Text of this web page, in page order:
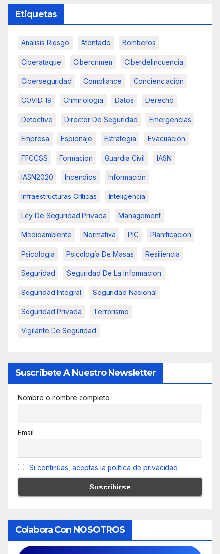
Etiquetas
Analisis Riesgo Atentado Bomberos
Ciberataque Cibercrimen Ciberdelincuencia
Ciberseguridad Compliance Concienciación
COVID 19 Criminologia Datos Derecho
Detective Director De Seguridad Emergencias
Empresa Espionaje Estrategia Evacuación
FFCCSS Formacion Guardia Civil IASN
IASN2020 Incendios Información
Infraestructuras Críticas Inteligencia
Ley De Seguridad Privada Management
Medioambiente Normativa PIC Planificacion
Psicologia Psicología De Masas Resiliencia
Seguridad Seguridad De La Informacion
Seguridad Integral Seguridad Nacional
Seguridad Privada Terrorismo
Vigilante De Seguridad
Suscribete A Nuestro Newsletter
Nombre o nombre completo
Email
Si continúas, aceptas la política de privacidad
Colabora Con NOSOTROS